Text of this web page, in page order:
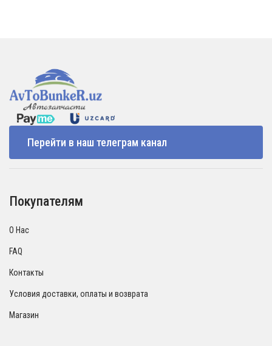
Перейти в наш телеграм канал
Покупателям
О Нас
FAQ
Контакты
Условия доставки, оплаты и возврата
Магазин